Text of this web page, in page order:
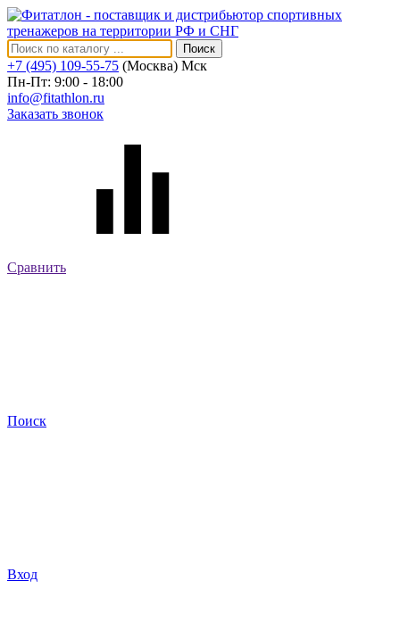
Поиск
+7 (495) 109-55-75 (Москва) Мск
Пн-Пт: 9:00 - 18:00
info@fitathlon.ru
Заказать звонок
Сравнить
Поиск
Вход